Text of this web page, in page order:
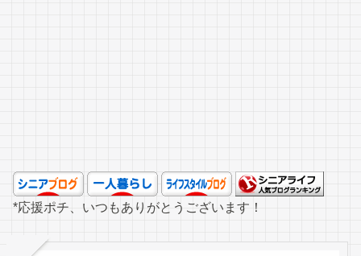
*応援ポチ、いつもありがとうございます！